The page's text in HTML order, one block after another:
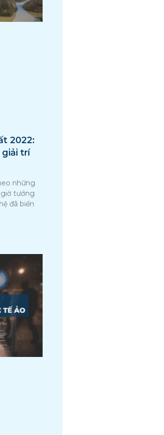
2022:
giải trí
những
tưởng
đã biến